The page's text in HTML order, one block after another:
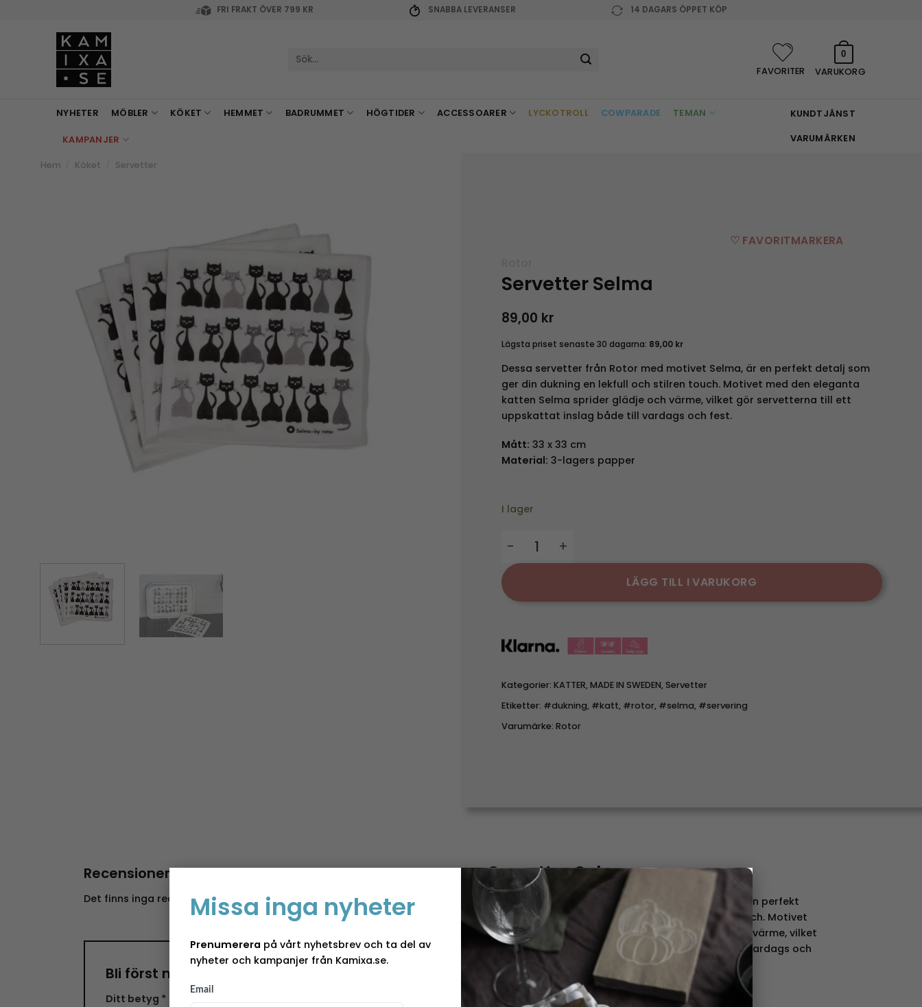
Missa inga nyheter
Prenumerera på vårt nyhetsbrev och ta del av
nyheter och kampanjer från Kamixa.se.
Email
×
FRI FRAKT ÖVER 799 KR SNABBA LEVERANSER 14 DAGARS ÖPPET KÖP
Sök
FAVORITER VARUKORG
0
NYHETER MÖBLER KÖKET HEMMET BADRUMMET HÖGTIDER ACCESSOARER LYCKOTROLL COWPARADE TEMAN
KAMPANJER
KUNDTJÄNST
VARUMÄRKEN
Hem Köket Servetter
♡ FAVORITMARKERA
Servetter Selma
89,00 kr
Lägsta priset senaste 30 dagarna: 89,00 kr
Dessa servetter från Rotor med motivet Selma, är en perfekt detalj som
ger din dukning en lekfull och stilren touch. Motivet med den eleganta
katten Selma sprider glädje och värme, vilket gör servetterna till ett
uppskattat inslag både till vardags och fest.
Mått: 33 x 33 cm
Material: 3-lagers papper
I lager
LÄGG TILL I VARUKORG
Kategorier: KATTER,MADE IN SWEDEN,Servetter
Etiketter: #dukning, #katt, #rotor, #selma, #servering
Varumärke: Rotor
Recensioner
Det finns inga recensioner än.
Bli först med att recensera ”Servetter Selma”
Ditt betyg *
Servetter Selma
Dessa servetter från Rotor med motivet Selma, är en perfekt
detalj som ger din dukning en lekfull och stilren touch. Motivet
med den eleganta katten Selma sprider glädje och värme, vilket
gör servetterna till ett uppskattat inslag både till vardags och
fest.
Varumärke